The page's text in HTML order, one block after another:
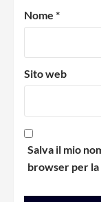
Nome *
Sito web
Salva il mio
browser per la